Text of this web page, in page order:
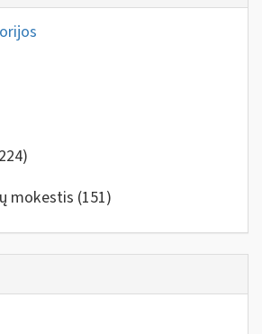
mokestis (151)